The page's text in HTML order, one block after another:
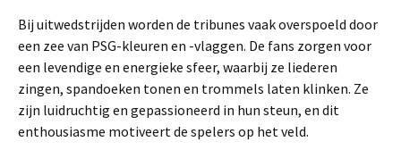
Bij uitwedstrijden worden de tribunes vaak overspoeld door
een zee van PSG-kleuren en -vlaggen. De fans zorgen voor
een levendige en energieke sfeer, waarbij ze liederen
zingen, spandoeken tonen en trommels laten klinken. Ze
zijn luidruchtig en gepassioneerd in hun steun, en dit
enthousiasme motiveert de spelers op het veld.